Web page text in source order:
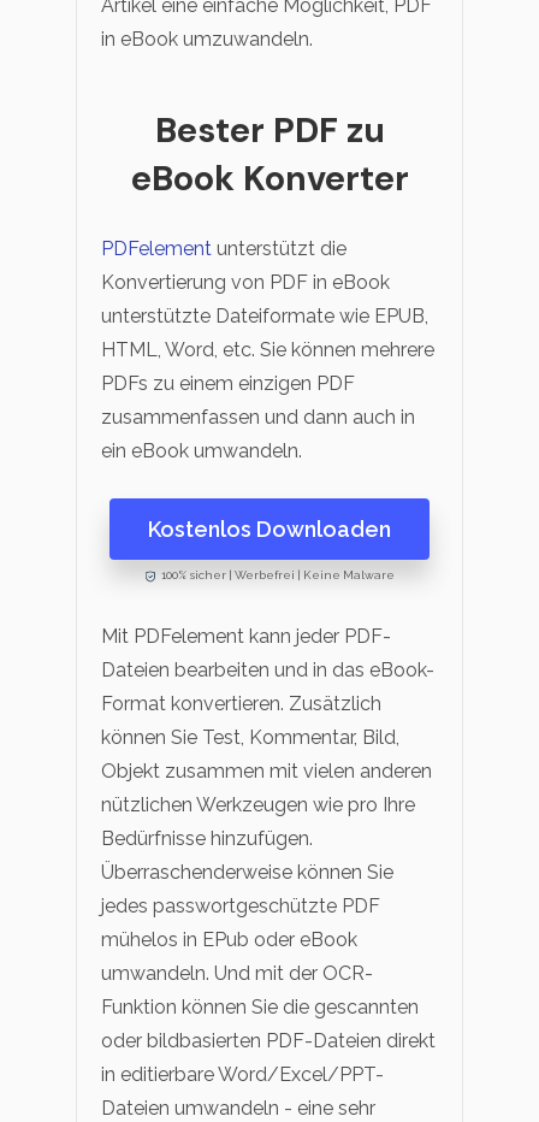
Artikel eine einfache Möglichkeit, PDF
in eBook umzuwandeln.
Bester PDF zu
eBook Konverter
PDFelement unterstützt die
Konvertierung von PDF in eBook
unterstützte Dateiformate wie EPUB,
HTML, Word, etc. Sie können mehrere
PDFs zu einem einzigen PDF
zusammenfassen und dann auch in
ein eBook umwandeln.
Kostenlos Downloaden
100% sicher | Werbefrei | Keine Malware
Mit PDFelement kann jeder PDF-
Dateien bearbeiten und in das eBook-
Format konvertieren. Zusätzlich
können Sie Test, Kommentar, Bild,
Objekt zusammen mit vielen anderen
nützlichen Werkzeugen wie pro Ihre
Bedürfnisse hinzufügen.
Überraschenderweise können Sie
jedes passwortgeschützte PDF
mühelos in EPub oder eBook
umwandeln. Und mit der OCR-
Funktion können Sie die gescannten
oder bildbasierten PDF-Dateien direkt
in editierbare Word/Excel/PPT-
Dateien umwandeln - eine sehr